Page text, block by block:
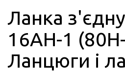
Ланка
16AH-1
Ланцюги і